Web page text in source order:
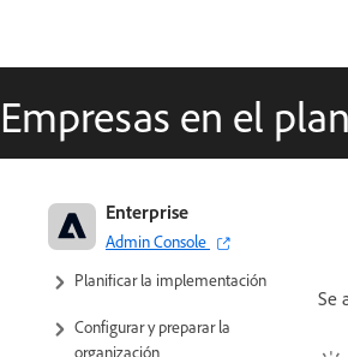
Empresas en el
Enterprise
Admin Console
Adobe para empresas y equipos:
Guía de administración
Planificar la implementación
Configurar y preparar la
organización
Se